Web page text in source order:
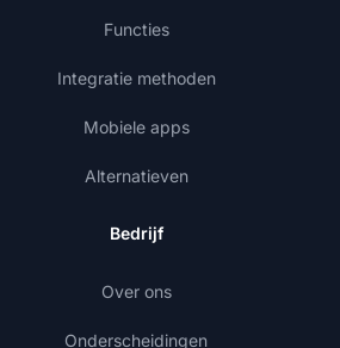
Functies
Integratie methoden
Mobiele apps
Alternatieven
Bedrijf
Over ons
Onderscheidingen